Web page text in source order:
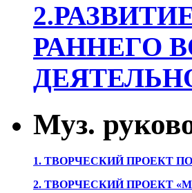
РАННЕГО
Муз.
1. ТВОРЧЕСКИЙ ПРОЕКТ
2. ТВОРЧЕСКИЙ ПРОЕКТ